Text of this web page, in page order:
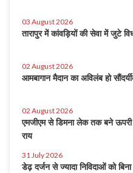
03 August 2026
तारापुर में कांवड़ियों की सेवा में जुटे
02 August 2026
आमबागान मैदान का अविलंब हो
02 August 2026
एमजीएम से डिमना लेक तक बने
राय
31 July 2026
डेढ़ दर्जन से ज्यादा निविदाओं को